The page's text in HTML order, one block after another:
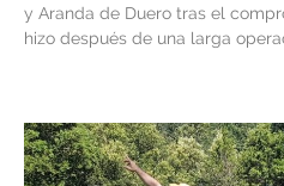
y Aranda de Duero tras el
hizo después de una larga